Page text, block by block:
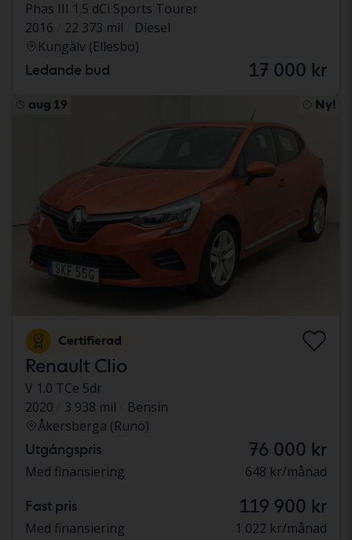
Phas III 1.5 dCi Sports Tourer
2016
22 373 mil
Diesel
Kungälv (Ellesbo)
Ledande bud 17 000 kr
aug 19 Ny!
Certifierad
Renault Clio
V 1.0 TCe 5dr
2020
3 938 mil
Bensin
Åkersberga (Runö)
Utgångspris 76 000 kr
Med finansiering 648 kr/månad
Fast pris 119 900 kr
Med finansiering 1 022 kr/månad